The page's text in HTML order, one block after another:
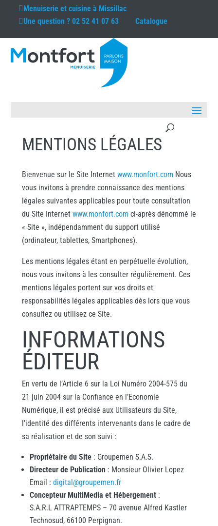
Menuiserie et cuisine à Missillac
Une question ?02 52 41 07 63 Catalogue
MENTIONS LÉGALES
Bienvenue sur le Site Internetwww.monfort.com Nous
vous invitons à prendre connaissance des mentions
légales suivantes applicables pour toute consultation
du Site Internet www.monfort.com ci-après dénommé le
« Site », indépendamment du support utilisé
(ordinateur, tablettes, Smartphones).
Les mentions légales étant en perpétuelle évolution,
nous vous invitons à les consulter régulièrement. Ces
mentions légales portent sur vos droits et
responsabilités légales applicables dès lors que vous
consultez ou utilisez ce Site.
INFORMATIONS
ÉDITEUR
En vertu de l’Article 6 sur la Loi Numéro 2004-575 du
21 juin 2004 sur la Confiance en l’Economie
Numérique, il est précisé aux Utilisateurs du Site,
l’identité des différents intervenants dans le cadre de
sa réalisation et de son suivi :
Propriétaire du Site: Groupemen S.A.S.
Directeur de Publication : Monsieur Olivier Lopez
Email : digital@groupemen.fr
Concepteur MultiMedia et Hébergement:
S.A.R.L ATTRAPTEMPS – 70 avenue Alfred Kastler
Technosud, 66100 Perpignan.